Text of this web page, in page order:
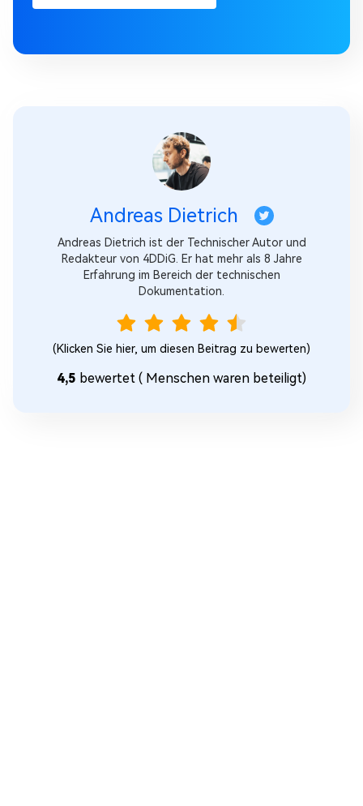
Andreas Dietrich
Andreas Dietrich ist der Technischer Autor und
Redakteur von 4DDiG. Er hat mehr als 8 Jahre
Erfahrung im Bereich der technischen
Dokumentation.
(Klicken Sie hier, um diesen Beitrag zu bewerten)
4,5 bewertet ( Menschen waren beteiligt)